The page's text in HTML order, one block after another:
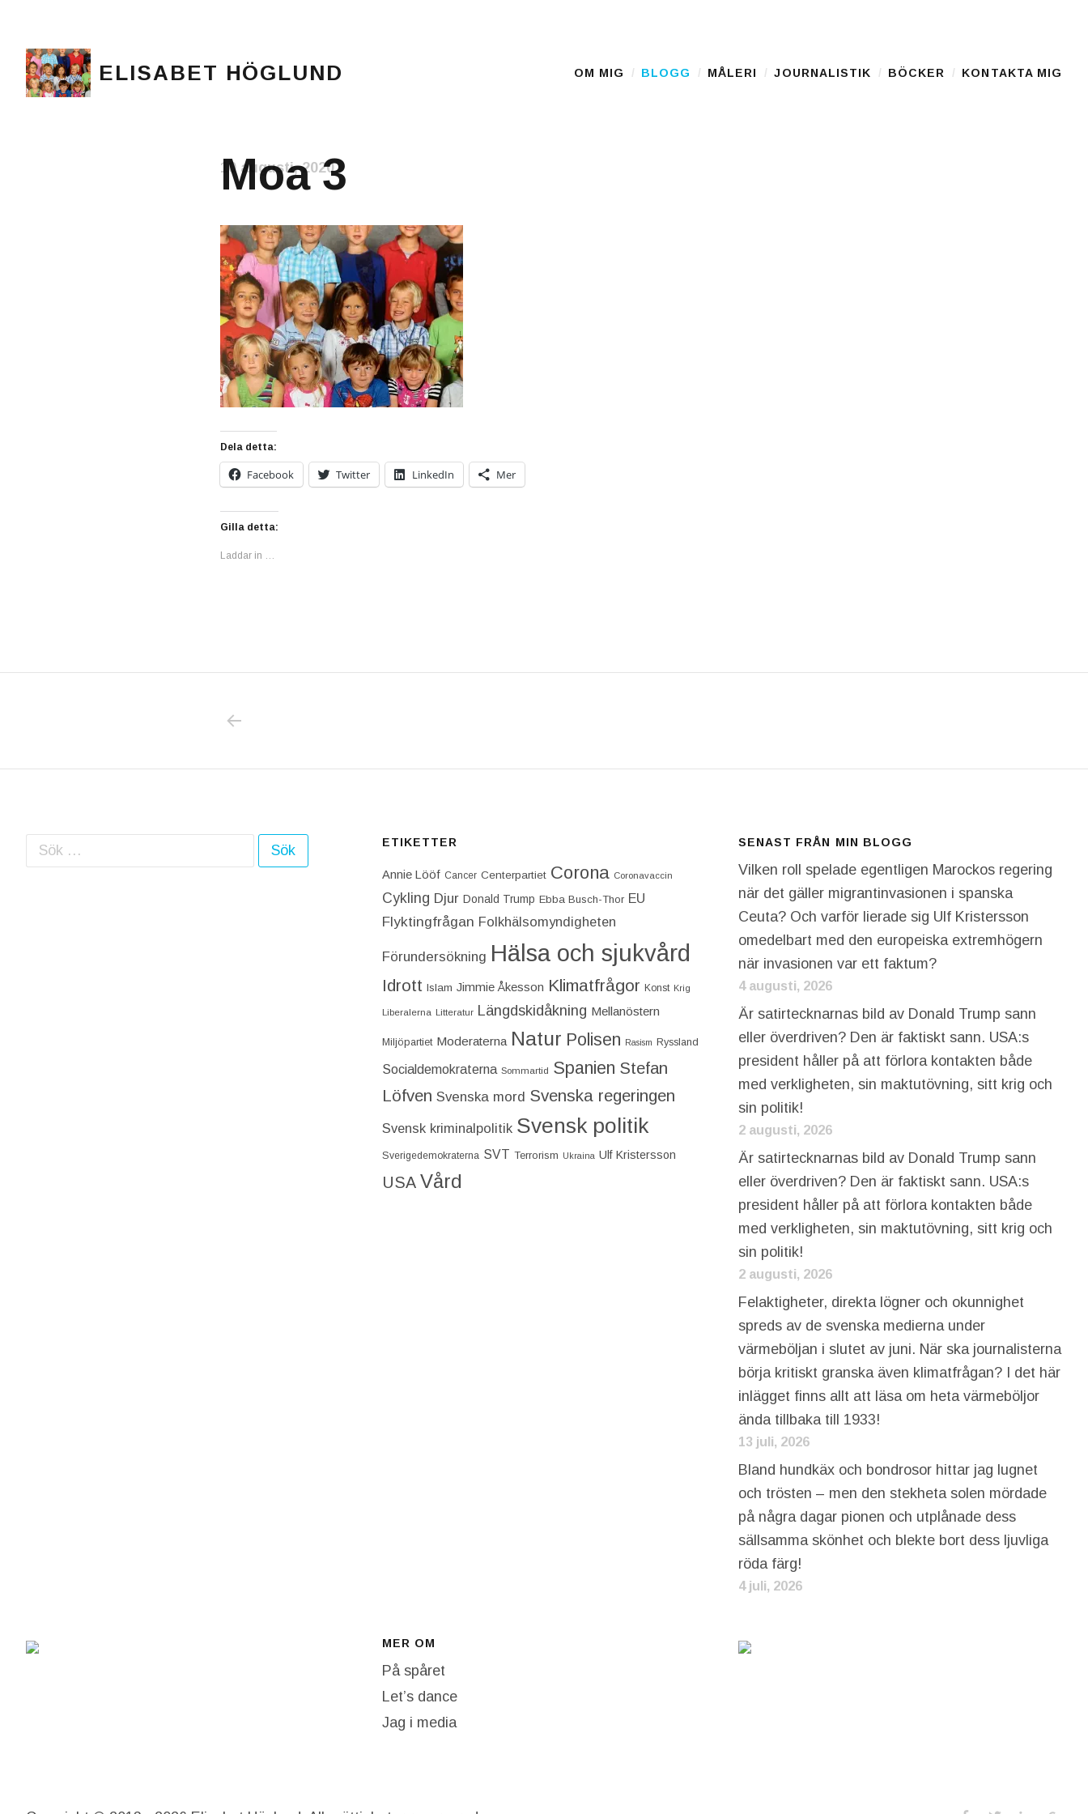
ELISABET HÖGLUND Main Menu
OM MIG BLOGG MÅLERI JOURNALISTIK BÖCKER KONTAKTA MIG
Moa 3
10 augusti, 2020
Dela detta:
Facebook Twitter LinkedIn Mer
Gilla detta:
Laddar in …
Sök efter: ETIKETTER
Annie Lööf Cancer Centerpartiet‎ Corona Coronavaccin
Cykling Djur Donald Trump Ebba Busch-Thor EU
Flyktingfrågan Folkhälsomyndigheten
Förundersökning Hälsa och sjukvård
Idrott Islam Jimmie Åkesson Klimatfrågor Konst Krig
Liberalerna Litteratur Längdskidåkning Mellanöstern
Miljöpartiet Moderaterna Natur Polisen Rasism Ryssland
Socialdemokraterna Sommartid Spanien Stefan
Löfven Svenska mord Svenska regeringen
Svensk kriminalpolitik Svensk politik
Sverigedemokraterna SVT Terrorism Ukraina Ulf Kristersson
USA Vård
SENAST FRÅN MIN BLOGG
Vilken roll spelade egentligen Marockos regering
när det gäller migrantinvasionen i spanska
Ceuta? Och varför lierade sig Ulf Kristersson
omedelbart med den europeiska extremhögern
när invasionen var ett faktum?
4 augusti, 2026
Är satirtecknarnas bild av Donald Trump sann
eller överdriven? Den är faktiskt sann. USA:s
president håller på att förlora kontakten både
med verkligheten, sin maktutövning, sitt krig och
sin politik!
2 augusti, 2026
Är satirtecknarnas bild av Donald Trump sann
eller överdriven? Den är faktiskt sann. USA:s
president håller på att förlora kontakten både
med verkligheten, sin maktutövning, sitt krig och
sin politik!
2 augusti, 2026
Felaktigheter, direkta lögner och okunnighet
spreds av de svenska medierna under
värmeböljan i slutet av juni. När ska journalisterna
börja kritiskt granska även klimatfrågan? I det här
inlägget finns allt att läsa om heta värmeböljor
ända tillbaka till 1933!
13 juli, 2026
Bland hundkäx och bondrosor hittar jag lugnet
och trösten – men den stekheta solen mördade
på några dagar pionen och utplånade dess
sällsamma skönhet och blekte bort dess ljuvliga
röda färg!
4 juli, 2026
MER OM
På spåret
Let’s dance
Jag i media